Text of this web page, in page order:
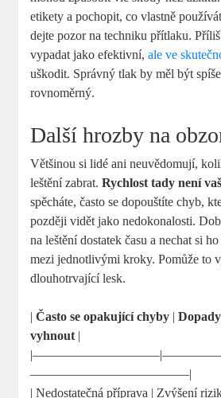
etikety a pochopit, co vlastně
dejte pozor na techniku přítlaku.
vypadat jako efektivní,ale ve
uškodit. Správný tlak by měl být
rovnoměrný.
Další hrozby na
Většinou si lidé ani neuvědomují,
leštění zabrat.Rychlost tady není
spěcháte, často se dopouštíte chyb,
později vidět jako nedokonalosti.
na leštění dostatek času a nechat si
mezi jednotlivými kroky. Pomůže to
dlouhotrvající lesk.
|Často se opakující chyby |Dopady
vyhnout |
————————————–|
| Nedostatečná příprava | Zvýšení